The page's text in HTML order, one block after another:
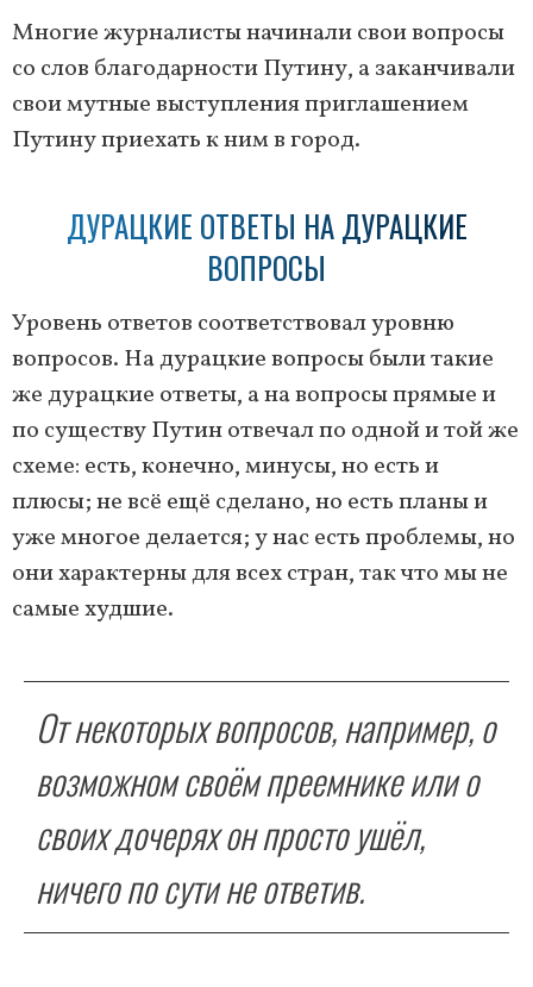
Многие журналисты начинали свои вопросы
со слов благодарности Путину, а заканчивали
свои мутные выступления приглашением
Путину приехать к ним в город.
ДУРАЦКИЕ ОТВЕТЫ НА ДУРАЦКИЕ
ВОПРОСЫ
Уровень ответов соответствовал уровню
вопросов. На дурацкие вопросы были такие
же дурацкие ответы, а на вопросы прямые и
по существу Путин отвечал по одной и той же
схеме: есть, конечно, минусы, но есть и
плюсы; не всё ещё сделано, но есть планы и
уже многое делается; у нас есть проблемы, но
они характерны для всех стран, так что мы не
самые худшие.
От некоторых вопросов, например, о
возможном своём преемнике или о
своих дочерях он просто ушёл,
ничего по сути не ответив.